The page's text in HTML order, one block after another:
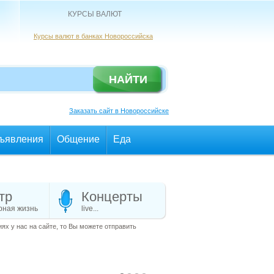
КУРСЫ ВАЛЮТ
Курсы валют в банках Новороссийска
Заказать сайт в Новороссийске
Общение Еда
жизнь
Концерты
live...
у нас на сайте, то Вы можете отправить